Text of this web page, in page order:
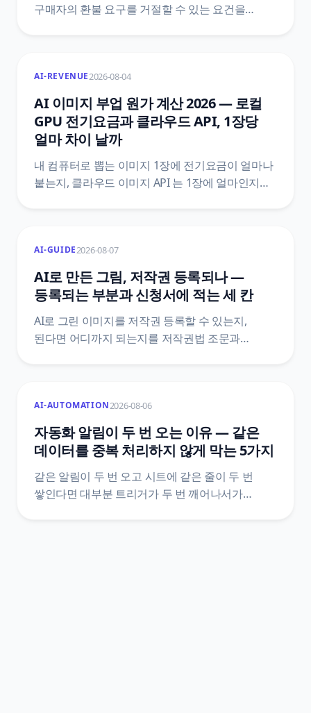
구매자의 환불 요구를 거절할 수 있는 요건을
갖추는 2단이 어떻게 나뉘는지, 한 단만 빠져도 왜
거절이 성립하지 않는지까지 조문 번호와 함께
짚었어요.
AI-REVENUE2026-08-04
AI 이미지 부업 원가 계산 2026 — 로컬
GPU 전기요금과 클라우드 API, 1장당
얼마 차이 날까
내 컴퓨터로 뽑는 이미지 1장에 전기요금이 얼마나
붙는지, 클라우드 이미지 API 는 1장에 얼마인지를
1장당 원가와 손익이 뒤집히는 장수까지
계산했어요.
AI-GUIDE2026-08-07
AI로 만든 그림, 저작권 등록되나 —
등록되는 부분과 신청서에 적는 세 칸
AI로 그린 이미지를 저작권 등록할 수 있는지,
된다면 어디까지 되는지를 저작권법 조문과
사례 일곱 가지, 신청서 저작물 내용란에 나눠 적는
세 가지, 반려 사유 여섯 가지까지 담았어요.
AI-AUTOMATION2026-08-06
자동화 알림이 두 번 오는 이유 — 같은
데이터를 중복 처리하지 않게 막는 5가지
같은 알림이 두 번 오고 시트에 같은 줄이 두 번
쌓인다면 대부분 트리거가 두 번 깨어나서가